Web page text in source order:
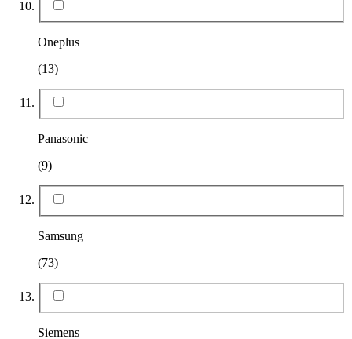
Oneplus
(13)
Panasonic
(9)
Samsung
(73)
Siemens